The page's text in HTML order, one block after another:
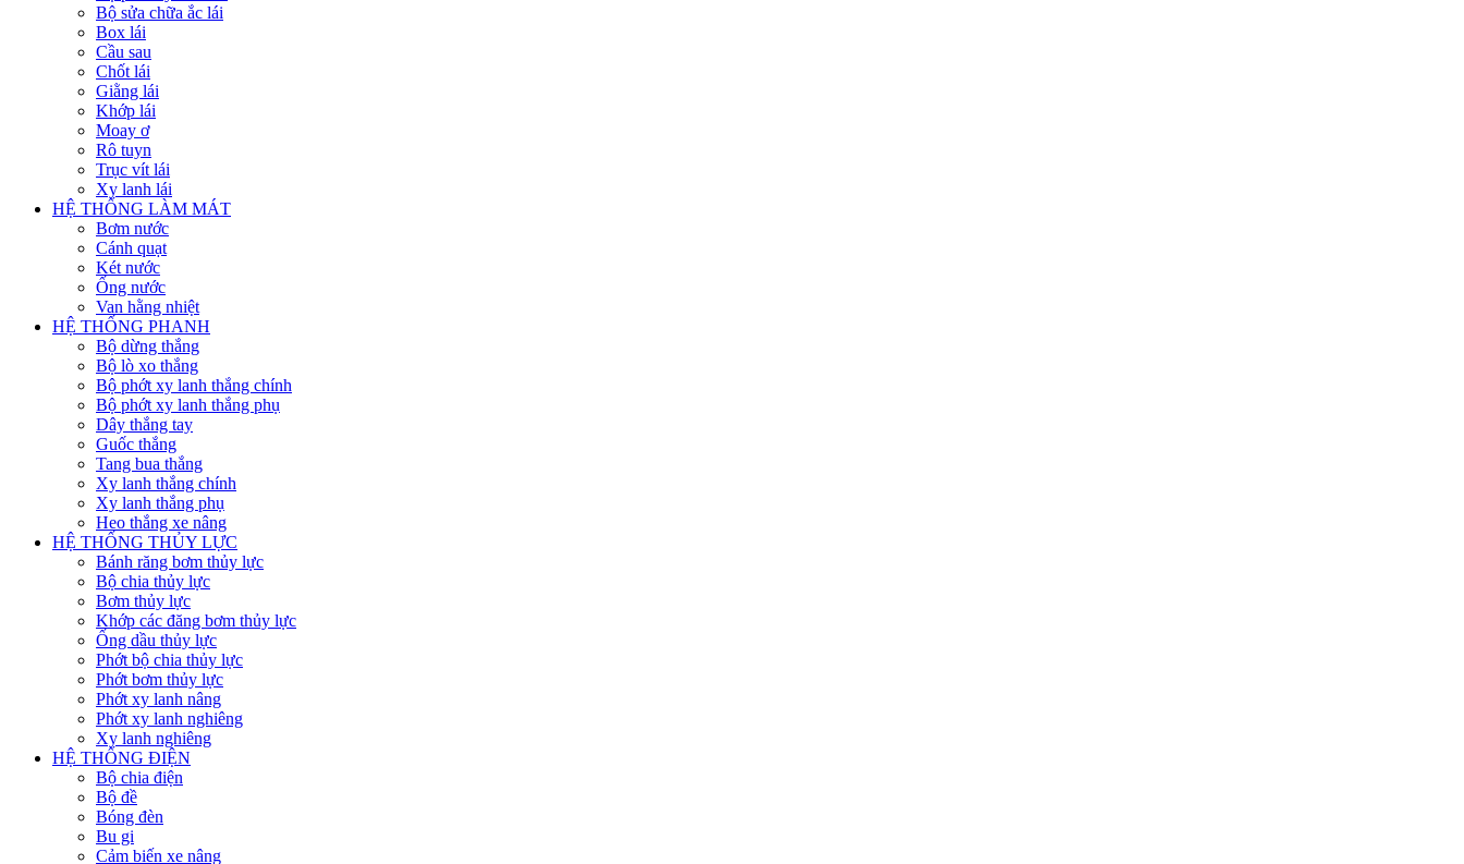
Bộ sửa chữa ắc lái
Box lái
Cầu sau
Chốt lái
Giằng lái
Khớp lái
Moay ơ
Rô tuyn
Trục vít lái
Xy lanh lái
HỆ THỐNG LÀM MÁT
Bơm nước
Cánh quạt
Két nước
Ống nước
Van hằng nhiệt
HỆ THỐNG PHANH
Bộ dừng thắng
Bộ lò xo thắng
Bộ phớt xy lanh thắng chính
Bộ phớt xy lanh thắng phụ
Dây thắng tay
Guốc thắng
Tang bua thắng
Xy lanh thắng chính
Xy lanh thắng phụ
Heo thắng xe nâng
HỆ THỐNG THỦY LỰC
Bánh răng bơm thủy lực
Bộ chia thủy lực
Bơm thủy lực
Khớp các đăng bơm thủy lực
Ống dầu thủy lực
Phớt bộ chia thủy lực
Phớt bơm thủy lực
Phớt xy lanh nâng
Phớt xy lanh nghiêng
Xy lanh nghiêng
HỆ THỐNG ĐIỆN
Bộ chia điện
Bộ đề
Bóng đèn
Bu gi
Cảm biến xe nâng